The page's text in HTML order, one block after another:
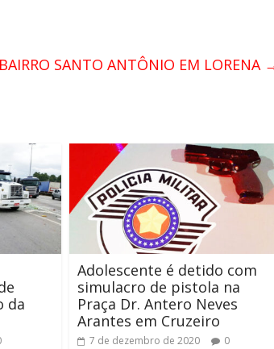
SANTO ANTÔNIO EM LORENA
da
Adolescente é detido com
simulacro de pistola na
Praça Dr. Antero Neves
Arantes em Cruzeiro
7 de dezembro de 2020 0